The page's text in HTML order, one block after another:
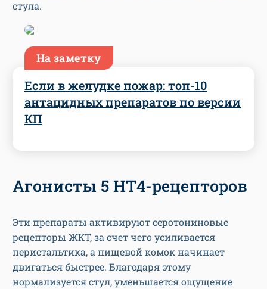
стула.
На заметку
Если в желудке пожар: топ-10
антацидных препаратов по версии
КП
Агонисты 5 НТ4-рецепторов
Эти препараты активируют серотониновые
рецепторы ЖКТ, за счет чего усиливается
перистальтика, а пищевой комок начинает
двигаться быстрее. Благодаря этому
нормализуется стул, уменьшается ощущение